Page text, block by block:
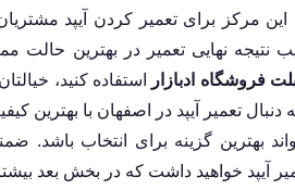
مرکز برای تعمیر کردن آیپد
نتیجه نهایی تعمیر در بهترین
فروشگاه ادبازار
استفاده کنید،
تعمیر آیپد در اصفهان با
بهترین گزینه برای انتخاب
آیپد خواهید داشت که در بخش بعد